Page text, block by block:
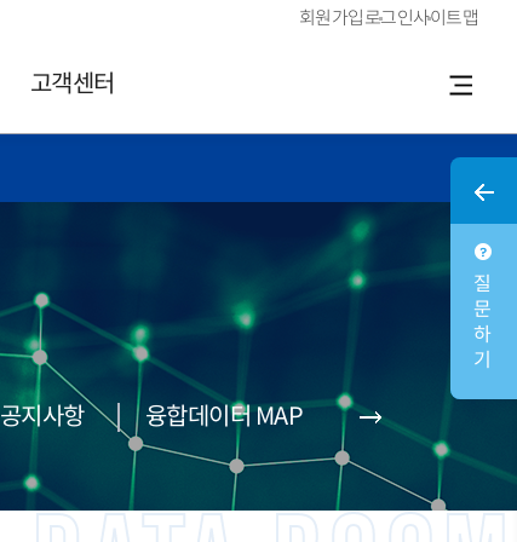
회원가입로그인사이트맵
고객센터
공지사항 융합데이터 MAP
질문하기